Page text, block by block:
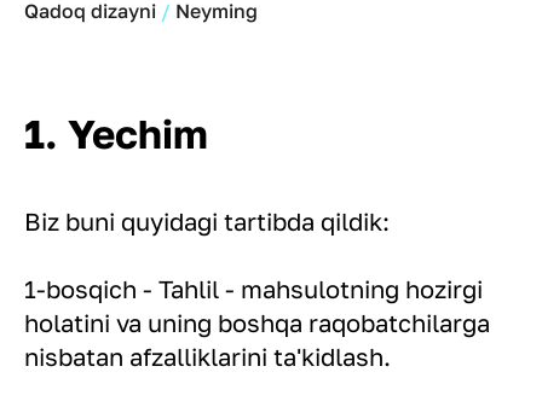
Qadoq dizayni Neyming
1. Yechim
Biz buni quyidagi tartibda qildik:
1-bosqich - Tahlil - mahsulotning hozirgi
holatini va uning boshqa raqobatchilarga
nisbatan afzalliklarini ta'kidlash.